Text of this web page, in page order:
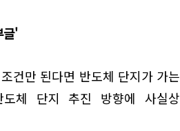
글'
건만 된다면 반도체 단지가 가는
체 단지 추진 방향에 사실상